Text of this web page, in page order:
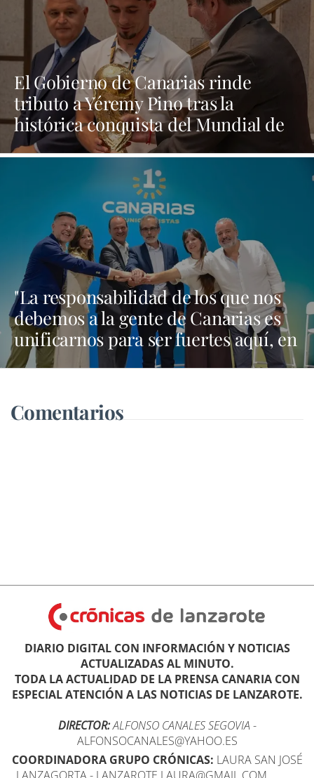
El Gobierno de Canarias rinde
tributo a Yéremy Pino tras la
histórica conquista del Mundial de
Fútbol
"La responsabilidad de los que nos
debemos a la gente de Canarias es
unificarnos para ser fuertes aquí, en
Madrid y en Bruselas"
Comentarios
DIARIO DIGITAL CON INFORMACIÓN Y NOTICIAS
ACTUALIZADAS AL MINUTO.
TODA LA ACTUALIDAD DE LA PRENSA CANARIA CON
ESPECIAL ATENCIÓN A LAS NOTICIAS DE LANZAROTE.
DIRECTOR:ALFONSO CANALES SEGOVIA -
ALFONSOCANALES@YAHOO.ES
COORDINADORA GRUPO CRÓNICAS: LAURA SAN JOSÉ